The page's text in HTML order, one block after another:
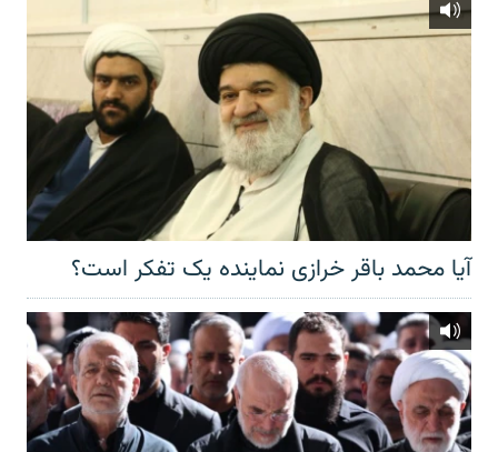
آیا محمد باقر خرازی نماینده یک تفکر است؟